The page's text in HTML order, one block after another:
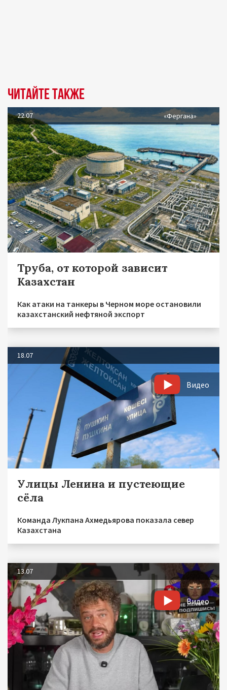
Читайте также
22.07 «Фергана»
Труба, от которой зависит
Казахстан
Как атаки на танкеры в Черном море остановили
казахстанский нефтяной экспорт
18.07
Видео
Улицы Ленина и пустеющие
сёла
Команда Лукпана Ахмедьярова показала север
Казахстана
13.07
Видео